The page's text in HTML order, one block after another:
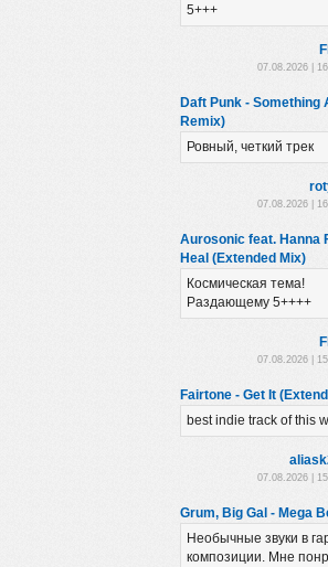
5+++
07.08.2026 |
Daft Punk - Something
Remix)
Ровный, четкий трек
07.08.2026 |
Aurosonic feat. Hanna
Heal (Extended Mix)
Космическая тема!
Раздающему 5++++
07.08.2026 |
Fairtone - Get It
best indie track of this
07.08.2026 |
Grum, Big Gal - Mega
Необычные звуки в
композиции. Мне